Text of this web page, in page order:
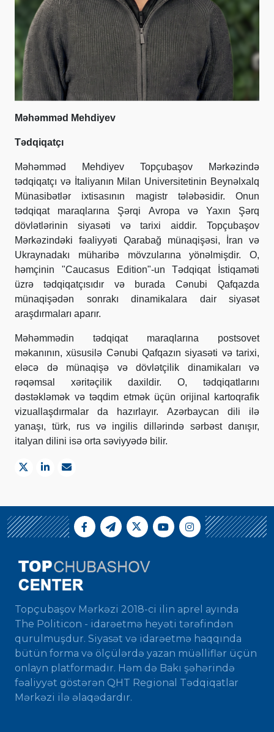
Məhəmməd Mehdiyev
Tədqiqatçı
Məhəmməd Mehdiyev Topçubaşov Mərkəzində
tədqiqatçı və İtaliyanın Milan Universitetinin Beynəlxalq
Münasibətlər ixtisasının magistr tələbəsidir. Onun
tədqiqat maraqlarına Şərqi Avropa və Yaxın Şərq
dövlətlərinin siyasəti və tarixi aiddir. Topçubaşov
Mərkəzindəki fəaliyyəti Qarabağ münaqişəsi, İran və
Ukraynadakı müharibə mövzularına yönəlmişdir. O,
həmçinin "Caucasus Edition"-un Tədqiqat İstiqaməti
üzrə tədqiqatçısıdır və burada Cənubi Qafqazda
münaqişədən sonrakı dinamikalara dair siyasət
araşdırmaları aparır.
Məhəmmədin tədqiqat maraqlarına postsovet
məkanının, xüsusilə Cənubi Qafqazın siyasəti və tarixi,
eləcə də münaqişə və dövlətçilik dinamikaları və
rəqəmsal xəritəçilik daxildir. O, tədqiqatlarını
dəstəkləmək və təqdim etmək üçün orijinal kartoqrafik
vizuallaşdırmalar da hazırlayır. Azərbaycan dili ilə
yanaşı, türk, rus və ingilis dillərində sərbəst danışır,
italyan dilini isə orta səviyyədə bilir.
Topçubaşov Mərkəzi 2018-ci ilin aprel ayında
The Politicon - idarəetmə heyəti tərəfindən
qurulmuşdur. Siyasət və idarəetmə haqqında
bütün forma və ölçülərdə yazan müəlliflər üçün
onlayn platformadır. Həm də Bakı şəhərində
fəaliyyət göstərən QHT Regional Tədqiqatlar
Mərkəzi ilə əlaqədardır.